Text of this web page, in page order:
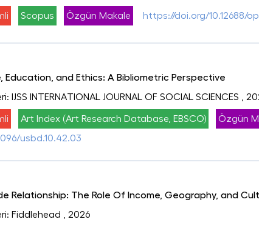
Scopus Özgün Makale https://doi.org/10.12688/
Education, and Ethics: A Bibliometric Perspective
IJSS INTERNATIONAL JOURNAL OF SOCIAL SCIENCES ,
Art Index (Art Research Database, EBSCO)
Özgün
usbd.10.42.03
Relationship: The Role Of Income, Geography, and
Fiddlehead , 2026